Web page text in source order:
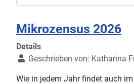
Mikrozensus 2026
Details
Geschrieben von: Katharina
Wie in jedem Jahr findet auch